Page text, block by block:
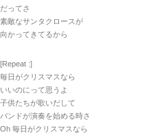
だってさ
素敵なサンタクロースが
向かってきてるから
[Repeat :]
毎日がクリスマスなら
いいのにって思うよ
子供たちが歌いだして
バンドが演奏を始める時さ
Oh 毎日がクリスマスなら